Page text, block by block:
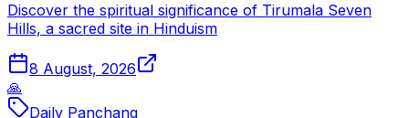
Discover the spiritual significance of Tirumala Seven
Hills, a sacred site in Hinduism
8 August, 2026
🙏
Daily Panchang